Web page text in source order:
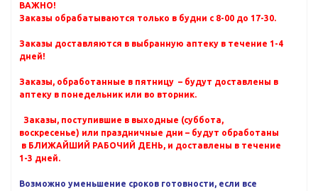
ВАЖНО!
Заказы обрабатываются только в будни с 8-00 до 17-30.
Заказы доставляются в выбранную аптеку в течение 1-4
дней!
Заказы, обработанные в пятницу – будут доставлены в
аптеку в понедельник или во вторник.
Заказы, поступившие в выходные (суббота,
воскресенье) или праздничные дни – будут обработаны
в БЛИЖАЙШИЙ РАБОЧИЙ ДЕНЬ, и доставлены в течение
1-3 дней.
Возможно уменьшение сроков готовности, если все